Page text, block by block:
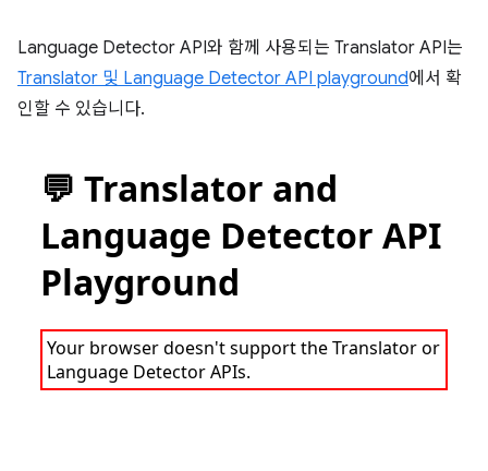
Language Detector API와 함께 사용되는 Translator API는
Translator 및 Language Detector API playground에서 확
인할 수 있습니다.